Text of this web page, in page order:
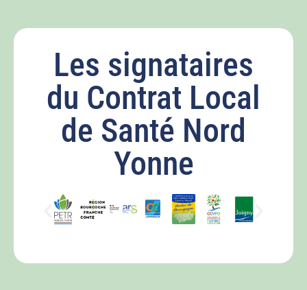
Les signataires
du Contrat Local
de Santé Nord
Yonne